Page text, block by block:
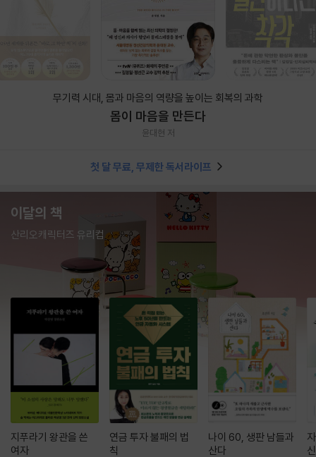
무기력 시대, 몸과 마음의 역량을 높이는 회복의 과학
몸이 마음을 만든다
윤대현 저
첫 달 무료, 무제한 독서라이프
이달의 책
산리오캐릭터즈 유리컵
지푸라기 왕관을 쓴
여자
연금 투자 불패의 법
칙
나이 60, 생판 남들과
산다